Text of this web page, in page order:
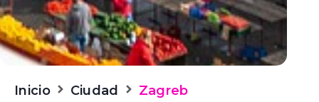
Inicio Ciudad Zagreb